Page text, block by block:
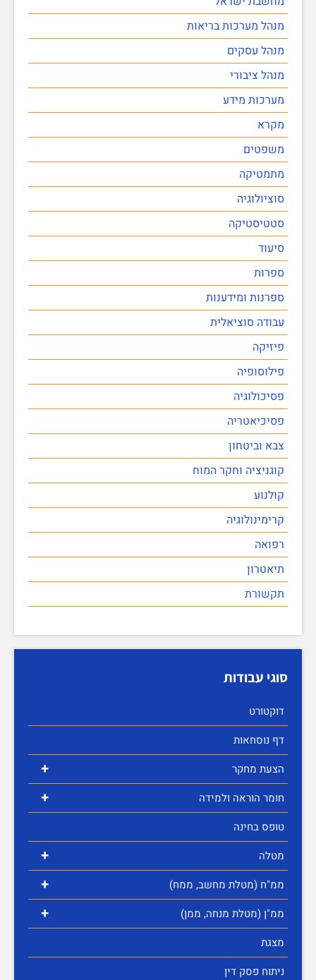
מנהל מערכות בריאות
מנהל עסקים
מנהל ציבורי
מערכות מידע
מקרא
משפטים
מתמטיקה
סוציולוגיה
סטטיסטיקה
סיעוד
ספרות
ספרנות ומידענות
עבודה סוציאלית
פיזיקה
פילוסופיה
פסיכולוגיה
פסיכיאטריה
צבא וביטחון
קוגניציה וחקר המוח
קולנוע
קרימינולוגיה
רפואה
תיאטרון
תקשורת
סוגי עבודות
דוקטורט
דף נוסחאות
+ הצעת מחקר
+
חומר הוראה ולמידה
טופס בחינה
+ מטלה
+ ממ"ח (מטלת מחשב, ממח)
+
ממ"ן (מטלת מנחה, ממן)
מצגת
ניתוח פסק דין